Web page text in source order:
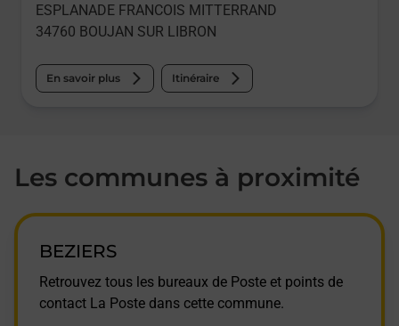
ESPLANADE FRANCOIS MITTERRAND
34760 BOUJAN SUR LIBRON
En savoir plus Itinéraire
Les communes à proximité
BEZIERS
Retrouvez tous les bureaux de Poste et points de
contact La Poste dans cette commune.